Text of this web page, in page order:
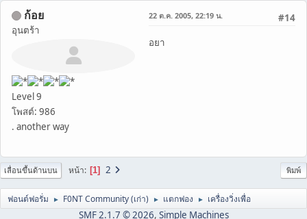
ก้อย
อุนตร้า
Level 9
โพสต์: 986
. another way
#14
22 ต.ค. 2005, 22:19 น.
อยา
พิมพ์
เลื่อนขึ้นด้านบน หน้า 1 2
ฟอนต์ฟอรั่ม ► F0NT Community (เก่า) ► แตกฟอง ► เครื่องวิ่งเพื่อ
SMF 2.1.7 © 2026, Simple Machines